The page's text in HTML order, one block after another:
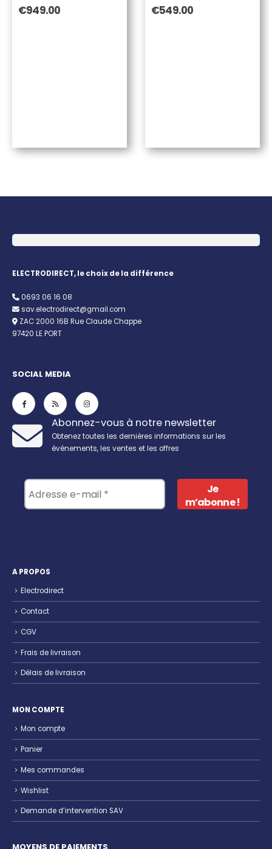
sur 5
€949.00 sur 5
€549.00
ELECTRODIRECT, le choix de la différence
0693 06 16 08
sav.electrodirect@gmail.com
ZAC 2000 16B Rue Claude Chappe
97420 LE PORT
SOCIAL MEDIA
Abonnez-vous à notre newsletter
Obtenez toutes les dernières informations sur les
événements, les ventes et les offres
A PROPOS
Electrodirect
Contact
CGV
Frais de livraison
Délais de livraison
MON COMPTE
Mon compte
Panier
Mes commandes
Wishlist
Demande d’intervention SAV